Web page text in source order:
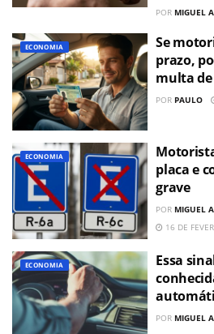
POR MIGUEL
ECONOMIA
Se
prazo,
multa de
POR PAULO
ECONOMIA
placa e
grave
POR MIGUEL
16 DE
ECONOMIA
Essa
POR MIGUEL